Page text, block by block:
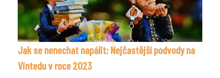
Jak se nenechat napálit: Nejčastější podvody na
Vintedu v roce 2023